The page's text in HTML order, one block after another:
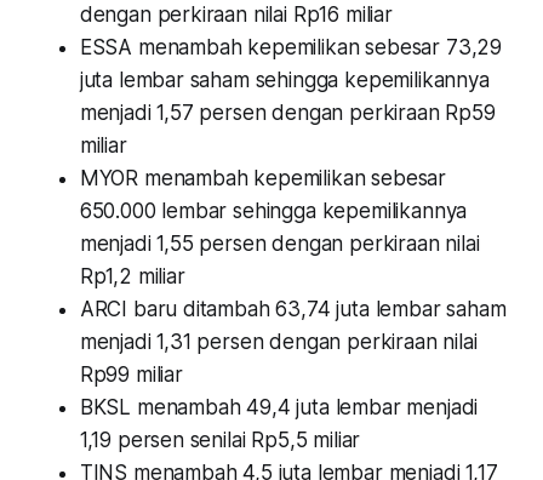
dengan perkiraan nilai Rp16 miliar
ESSA menambah kepemilikan sebesar 73,29
juta lembar saham sehingga kepemilikannya
menjadi 1,57 persen dengan perkiraan Rp59
miliar
MYOR menambah kepemilikan sebesar
650.000 lembar sehingga kepemilikannya
menjadi 1,55 persen dengan perkiraan nilai
Rp1,2 miliar
ARCI baru ditambah 63,74 juta lembar saham
menjadi 1,31 persen dengan perkiraan nilai
Rp99 miliar
BKSL menambah 49,4 juta lembar menjadi
1,19 persen senilai Rp5,5 miliar
TINS menambah 4,5 juta lembar menjadi 1,17